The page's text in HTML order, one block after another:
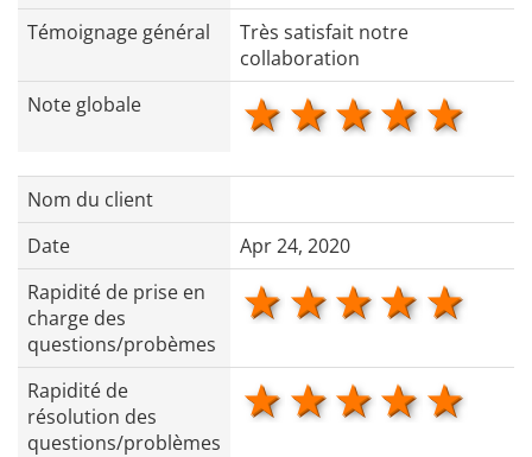
Témoignage général
Très satisfait notre
collaboration
Note globale
4
3 stars
2 stars
1 star
Nom du client
Date
Apr 24, 2020
Rapidité de prise en
charge des
questions/probèmes
4
3 stars
2 stars
1 star
Rapidité de
résolution des
questions/problèmes
4
3 stars
2 stars
1 star